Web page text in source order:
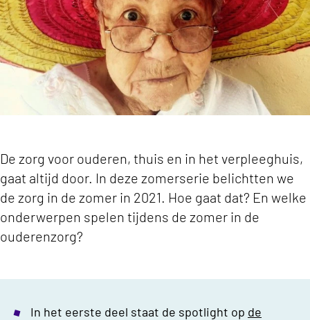
De zorg voor ouderen, thuis en in het verpleeghuis,
gaat altijd door. In deze zomerserie belichtten we
de zorg in de zomer in 2021. Hoe gaat dat? En welke
onderwerpen spelen tijdens de zomer in de
ouderenzorg?
In het eerste deel staat de spotlight op de